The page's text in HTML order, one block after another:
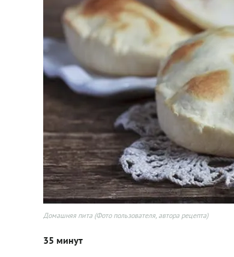
Домашняя пита (Фото пользователя, автора рецепта)
35 минут